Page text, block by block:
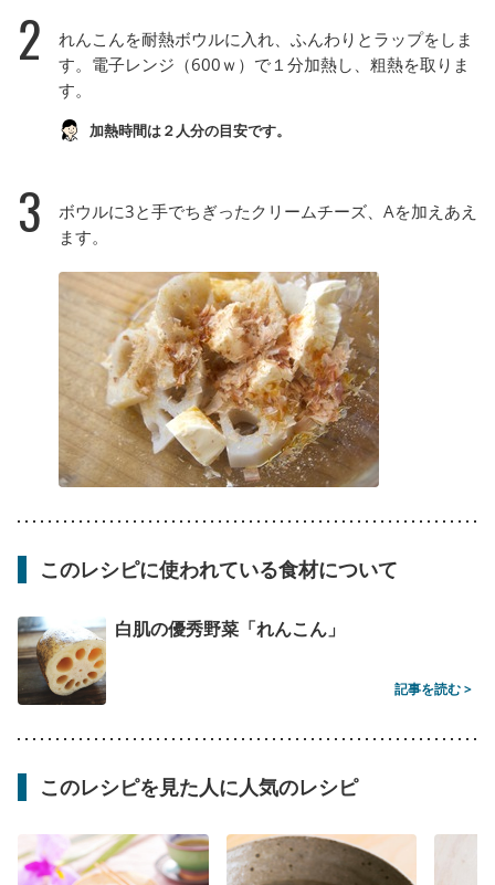
2
れんこんを耐熱ボウルに入れ、ふんわりとラップをしま
す。電子レンジ（600ｗ）で１分加熱し、粗熱を取りま
す。
加熱時間は２人分の目安です。
3
ボウルに3と手でちぎったクリームチーズ、Aを加えあえ
ます。
このレシピに使われている食材について
白肌の優秀野菜「れんこん」
記事を読む >
このレシピを見た人に人気のレシピ